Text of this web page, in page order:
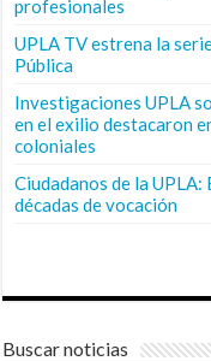
profesionales
UPLA TV estrena la
Pública
Investigaciones UPLA
en el exilio destacaron
coloniales
Ciudadanos de la
décadas de vocación
Buscar noticias